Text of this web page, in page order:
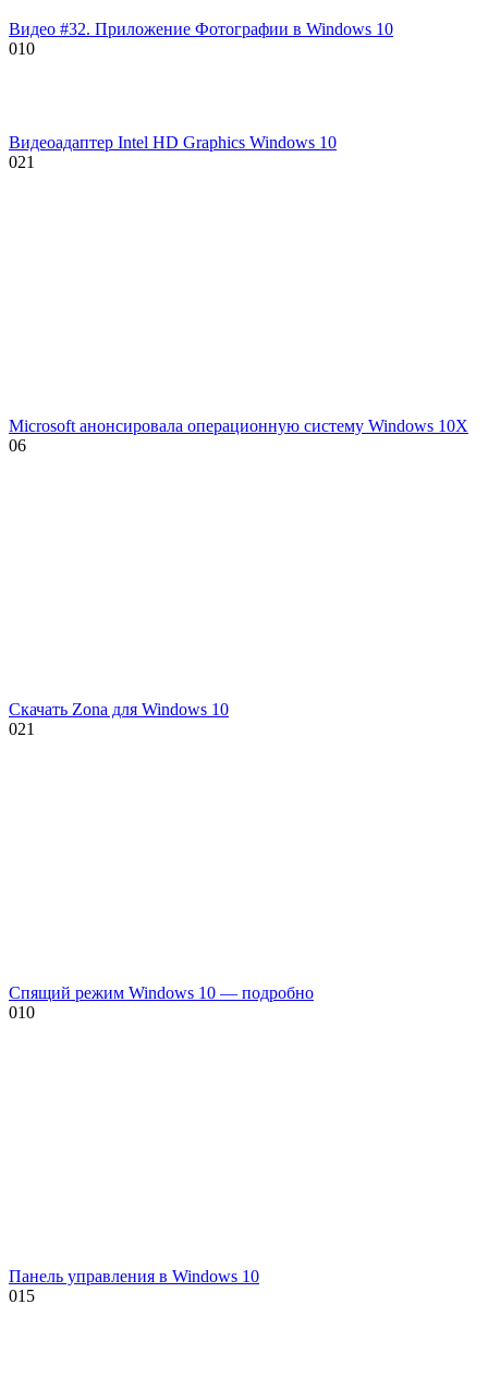
Видео #32. Приложение Фотографии в Windows 10
010
Видеоадаптер Intel HD Graphics Windows 10
021
Microsoft анонсировала операционную систему Windows 10X
06
Скачать Zona для Windows 10
021
Спящий режим Windows 10 — подробно
010
Панель управления в Windows 10
015